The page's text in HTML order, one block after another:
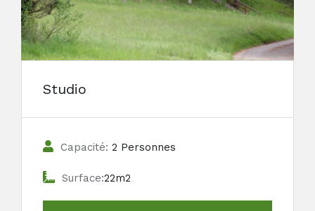
Studio
Capacité: 2 Personnes
Surface:22m2